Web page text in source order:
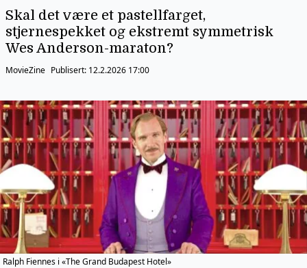
Skal det være et pastellfarget,
stjernespekket og ekstremt symmetrisk
Wes Anderson-maraton?
MovieZine Publisert: 12.2.2026 17:00
Ralph Fiennes i «The Grand Budapest Hotel»